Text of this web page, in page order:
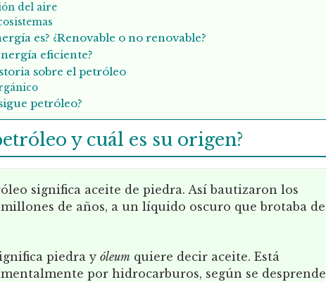
del aire
es? ¿Renovable o no renovable?
eficiente?
sobre el petróleo
petróleo?
y cuál es su origen?
significa aceite de piedra. Así bautizaron los
de años, a un líquido oscuro que brotaba de
piedra y óleum quiere decir aceite. Está
por hidrocarburos, según se desprende